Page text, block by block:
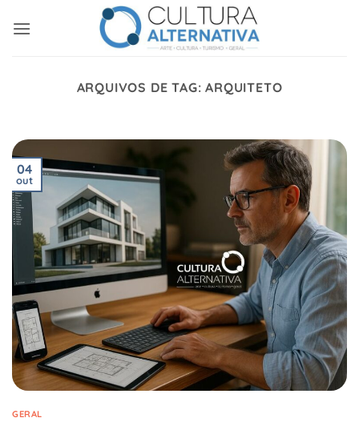
ARQUIVOS DE TAG:ARQUITETO
04
out
GERAL